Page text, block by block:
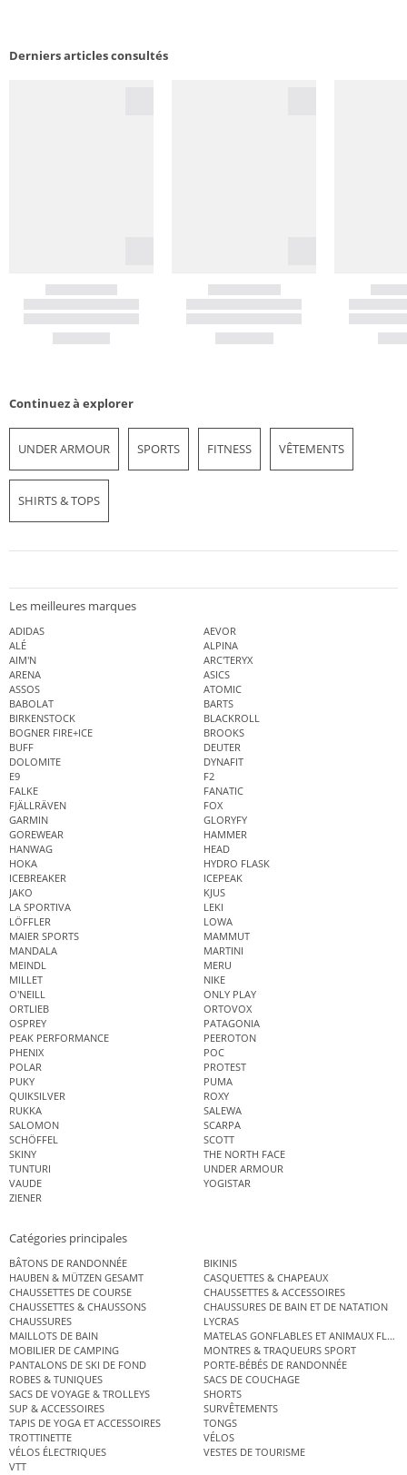
Derniers articles consultés
Continuez à explorer
UNDER ARMOUR SPORTS FITNESS VÊTEMENTS
SHIRTS & TOPS
Les meilleures marques
ADIDAS
AEVOR
ALÉ
ALPINA
AIM'N
ARC'TERYX
ARENA
ASICS
ASSOS
ATOMIC
BABOLAT
BARTS
BIRKENSTOCK
BLACKROLL
BOGNER FIRE+ICE
BROOKS
BUFF
DEUTER
DOLOMITE
DYNAFIT
E9
F2
FALKE
FANATIC
FJÄLLRÄVEN
FOX
GARMIN
GLORYFY
GOREWEAR
HAMMER
HANWAG
HEAD
HOKA
HYDRO FLASK
ICEBREAKER
ICEPEAK
JAKO
KJUS
LA SPORTIVA
LEKI
LÖFFLER
LOWA
MAIER SPORTS
MAMMUT
MANDALA
MARTINI
MEINDL
MERU
MILLET
NIKE
O'NEILL
ONLY PLAY
ORTLIEB
ORTOVOX
OSPREY
PATAGONIA
PEAK PERFORMANCE
PEEROTON
PHENIX
POC
POLAR
PROTEST
PUKY
PUMA
QUIKSILVER
ROXY
RUKKA
SALEWA
SALOMON
SCARPA
SCHÖFFEL
SCOTT
SKINY
THE NORTH FACE
TUNTURI
UNDER ARMOUR
VAUDE
YOGISTAR
ZIENER
Catégories principales
BÂTONS DE RANDONNÉE
BIKINIS
HAUBEN & MÜTZEN GESAMT
CASQUETTES & CHAPEAUX
CHAUSSETTES DE COURSE
CHAUSSETTES & ACCESSOIRES
CHAUSSETTES & CHAUSSONS
CHAUSSURES DE BAIN ET DE NATATION
CHAUSSURES
LYCRAS
MAILLOTS DE BAIN
MATELAS GONFLABLES ET ANIMAUX
MOBILIER DE CAMPING
MONTRES & TRAQUEURS SPORT
PANTALONS DE SKI DE FOND
PORTE-BÉBÉS DE RANDONNÉE
ROBES & TUNIQUES
SACS DE COUCHAGE
SACS DE VOYAGE & TROLLEYS
SHORTS
SUP & ACCESSOIRES
SURVÊTEMENTS
TAPIS DE YOGA ET ACCESSOIRES
TONGS
TROTTINETTE
VÉLOS
VÉLOS ÉLECTRIQUES
VESTES DE TOURISME
VTT